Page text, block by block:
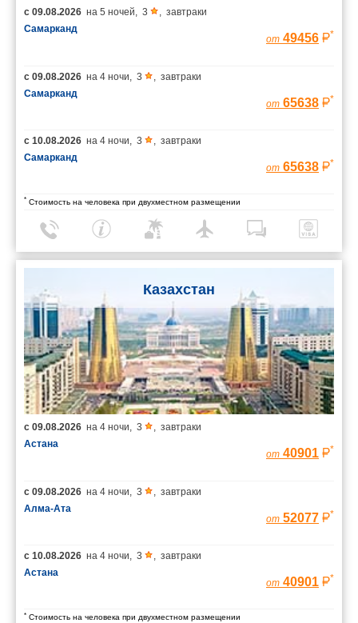
с 09.08.2026 на 5 ночей, 3 , завтраки
Самарканд
от 49456 *
с 09.08.2026 на 4 ночи, 3 , завтраки
Самарканд
от 65638 *
с 10.08.2026 на 4 ночи, 3 , завтраки
Самарканд
от 65638 *
* Стоимость на человека при двухместном размещении
Казахстан
с 09.08.2026 на 4 ночи, 3 , завтраки
Астана
от 40901 *
с 09.08.2026 на 4 ночи, 3 , завтраки
Алма-Ата
от 52077 *
с 10.08.2026 на 4 ночи, 3 , завтраки
Астана
от 40901 *
* Стоимость на человека при двухместном размещении